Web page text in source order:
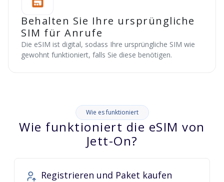
Behalten Sie Ihre ursprüngliche
SIM für Anrufe
Die eSIM ist digital, sodass Ihre ursprüngliche SIM wie
gewohnt funktioniert, falls Sie diese benötigen.
Wie es funktioniert
Wie funktioniert die eSIM von
Jett-On?
Registrieren und Paket kaufen